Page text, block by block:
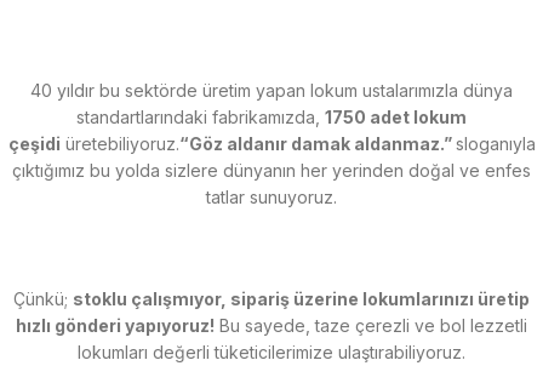
40 yıldır bu sektörde üretim yapan lokum ustalarımızla dünya
standartlarındaki fabrikamızda, 1750 adet lokum
çeşidi üretebiliyoruz.“Göz aldanır damak aldanmaz.”sloganıyla
çıktığımız bu yolda sizlere dünyanın her yerinden doğal ve enfes
tatlar sunuyoruz.
Çünkü; stoklu çalışmıyor, sipariş üzerine lokumlarınızı üretip
hızlı gönderi yapıyoruz! Bu sayede, taze çerezli ve bol lezzetli
lokumları değerli tüketicilerimize ulaştırabiliyoruz.